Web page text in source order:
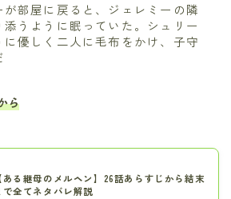
が部屋に戻ると、ジェレミーの隣
添うように眠っていた。シュリー
に優しく二人に毛布をかけ、子守
ら
【ある継母のメルヘン】26話あらすじから結末
で全てネタバレ解説